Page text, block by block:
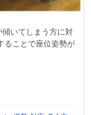
傾いてしまう方に対
ることで座位姿勢が